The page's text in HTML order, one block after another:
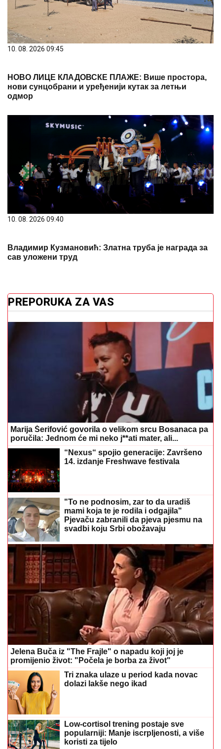
НОВО ЛИЦЕ КЛАДОВСКЕ ПЛАЖЕ: Више простора,
нови сунцобрани и уређенији кутак за летњи
одмор
10. 08. 2026 09:40
Владимир Кузмановић: Златна труба је награда за
сав уложени труд
PREPORUKA ZA VAS
Marija Šerifović govorila o velikom srcu Bosanaca pa
poručila: Jednom će mi neko j**ati mater, ali...
“Nexus“ spojio generacije: Završeno
14. izdanje Freshwave festivala
"To ne podnosim, zar to da uradiš
mami koja te je rodila i odgajila"
Pjevaču zabranili da pjeva pjesmu na
Jelena Buča iz "The Frajle" o napadu koji joj je
promijenio život: "Počela je borba za život"
Tri znaka ulaze u period kada novac
dolazi lakše nego ikad
Low-cortisol trening postaje sve
popularniji: Manje iscrpljenosti, a više